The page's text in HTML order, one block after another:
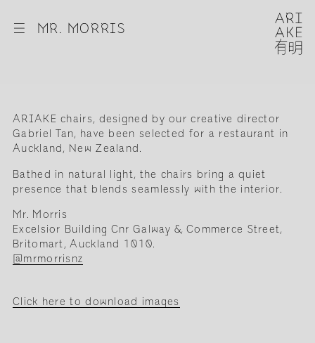
☰ MR. MORRIS
ARIAKE chairs, designed by our creative director
Gabriel Tan, have been selected for a restaurant in
Auckland, New Zealand.
Bathed in natural light, the chairs bring a quiet
presence that blends seamlessly with the interior.
Mr. Morris
Excelsior Building Cnr Galway &, Commerce Street,
Britomart, Auckland 1010.
@mrmorrisnz
Click here to download images